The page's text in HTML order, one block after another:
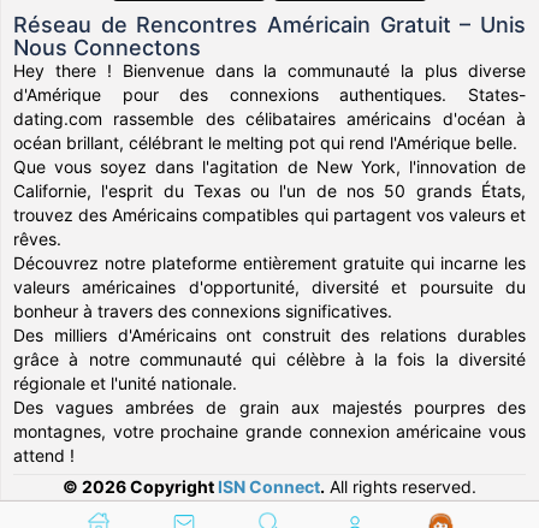
Réseau de Rencontres Américain Gratuit – Unis
Nous Connectons
Hey there ! Bienvenue dans la communauté la plus diverse
d'Amérique pour des connexions authentiques. States-
dating.com rassemble des célibataires américains d'océan à
océan brillant, célébrant le melting pot qui rend l'Amérique belle.
Que vous soyez dans l'agitation de New York, l'innovation de
Californie, l'esprit du Texas ou l'un de nos 50 grands États,
trouvez des Américains compatibles qui partagent vos valeurs et
rêves.
Découvrez notre plateforme entièrement gratuite qui incarne les
valeurs américaines d'opportunité, diversité et poursuite du
bonheur à travers des connexions significatives.
Des milliers d'Américains ont construit des relations durables
grâce à notre communauté qui célèbre à la fois la diversité
régionale et l'unité nationale.
Des vagues ambrées de grain aux majestés pourpres des
montagnes, votre prochaine grande connexion américaine vous
attend !
© 2026 Copyright ISN Connect. All rights reserved.